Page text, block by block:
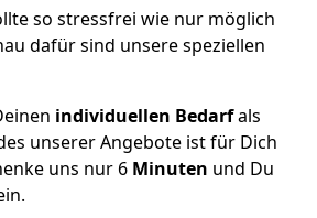
so stressfrei wie nur möglich
dafür sind unsere speziellen
individuellen Bedarfals
unserer Angebote ist für Dich
uns nur 6 Minuten und Du